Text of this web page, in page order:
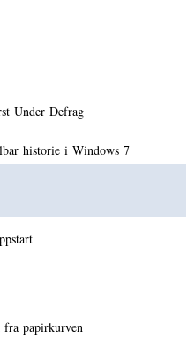
Under Defrag
historie i Windows 7
fra papirkurven